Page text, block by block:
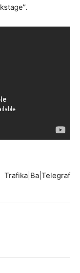
Trafika|Ba|Telegraf